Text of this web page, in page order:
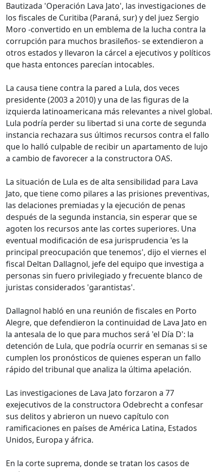
Bautizada 'Operación Lava Jato', las investigaciones de
los fiscales de Curitiba (Paraná, sur) y del juez Sergio
Moro -convertido en un emblema de la lucha contra la
corrupción para muchos brasileños- se extendieron a
otros estados y llevaron la cárcel a ejecutivos y políticos
que hasta entonces parecían intocables.
La causa tiene contra la pared a Lula, dos veces
presidente (2003 a 2010) y una de las figuras de la
izquierda latinoamericana más relevantes a nivel global.
Lula podría perder su libertad si una corte de segunda
instancia rechazara sus últimos recursos contra el fallo
que lo halló culpable de recibir un apartamento de lujo
a cambio de favorecer a la constructora OAS.
La situación de Lula es de alta sensibilidad para Lava
Jato, que tiene como pilares a las prisiones preventivas,
las delaciones premiadas y la ejecución de penas
después de la segunda instancia, sin esperar que se
agoten los recursos ante las cortes superiores. Una
eventual modificación de esa jurisprudencia 'es la
principal preocupación que tenemos', dijo el viernes el
fiscal Deltan Dallagnol, jefe del equipo que investiga a
personas sin fuero privilegiado y frecuente blanco de
juristas considerados 'garantistas'.
Dallagnol habló en una reunión de fiscales en Porto
Alegre, que defendieron la continuidad de Lava Jato en
la antesala de lo que para muchos será 'el Día D': la
detención de Lula, que podría ocurrir en semanas si se
cumplen los pronósticos de quienes esperan un fallo
rápido del tribunal que analiza la última apelación.
Las investigaciones de Lava Jato forzaron a 77
exejecutivos de la constructora Odebrecht a confesar
sus delitos y abrieron un nuevo capítulo con
ramificaciones en países de América Latina, Estados
Unidos, Europa y áfrica.
En la corte suprema, donde se tratan los casos de